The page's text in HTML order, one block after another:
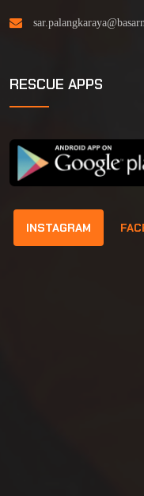
RESCUE APPS
INSTAGRAM